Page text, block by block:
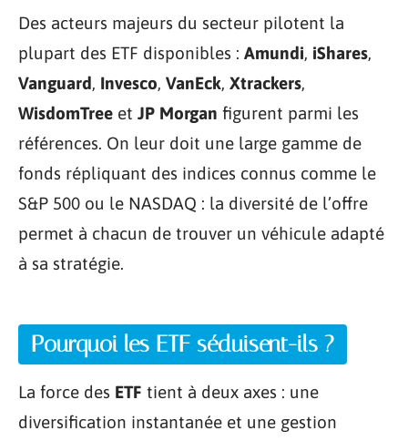
Des acteurs majeurs du secteur pilotent la
plupart des ETF disponibles : Amundi, iShares,
Vanguard, Invesco, VanEck, Xtrackers,
WisdomTree et JP Morgan figurent parmi les
références. On leur doit une large gamme de
fonds répliquant des indices connus comme le
S&P 500 ou le NASDAQ : la diversité de l’offre
permet à chacun de trouver un véhicule adapté
à sa stratégie.
Pourquoi les ETF séduisent-ils ?
La force des ETF tient à deux axes : une
diversification instantanée et une gestion